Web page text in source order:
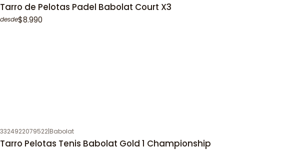
Tarro de Pelotas Padel Babolat Court X3
desde$8.990
3324922079522|Babolat
Tarro Pelotas Tenis Babolat Gold 1 Championship